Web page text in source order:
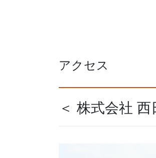
アクセス
＜ 株式会社